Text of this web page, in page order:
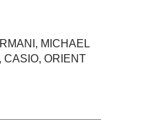
MICHAEL
CASIO, ORIENT